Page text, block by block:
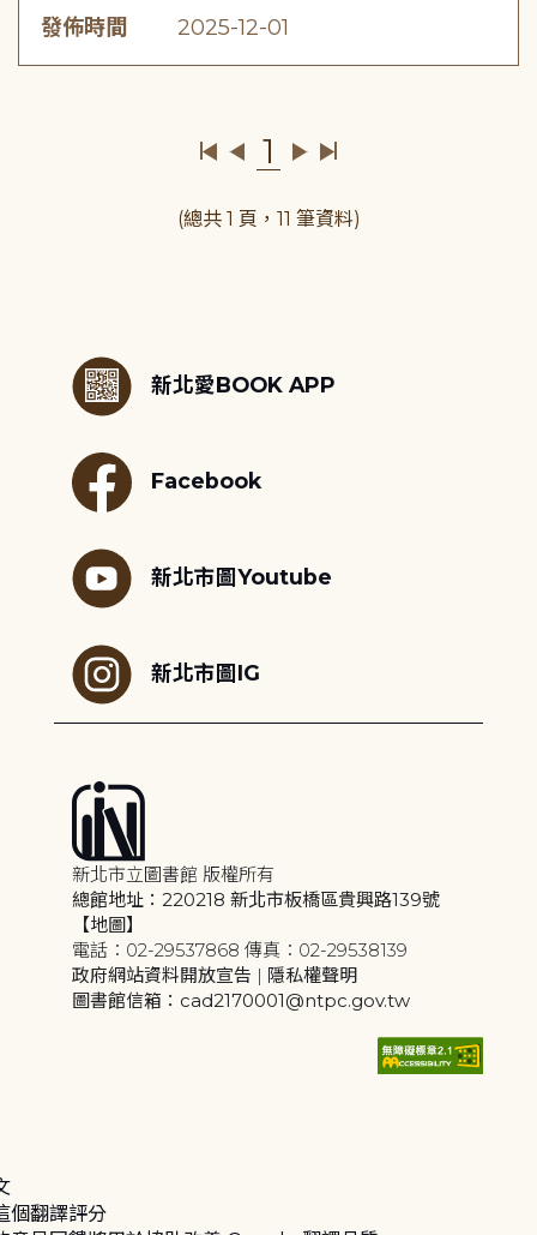
發佈時間 2025-12-01
1
(總共 1 頁，11 筆資料)
新北愛BOOK APP
Facebook
新北市圖Youtube
新北市圖IG
新北市立圖書館 版權所有
總館地址：220218 新北市板橋區貴興路139號
【地圖】
電話：02-29537868 傳真：02-29538139
政府網站資料開放宣告 | 隱私權聲明
圖書館信箱：cad2170001@ntpc.gov.tw
個翻譯評分